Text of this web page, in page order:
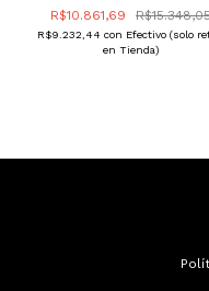
R$10.861,69
R$9.232,44 con Efectivo (solo
en Tienda)